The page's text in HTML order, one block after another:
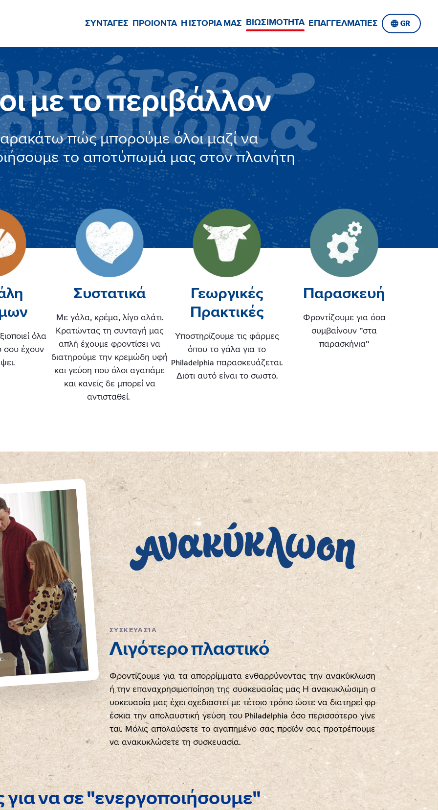
ΣΥΝΤΑΓΕΣ ΠΡΟΙΟΝΤΑ Η ΙΣΤΟΡΙΑ ΜΑΣ ΒΙΩΣΙΜΟΤΗΤΑ ΕΠΑΓΓΕΛΜΑΤΙΕΣ GR
με το περιβάλλον
πώς μπορούμε όλοι μαζί να
το αποτύπωμά μας στον πλανήτη
όλα
σου έχουν
Συστατικά
Με γάλα, κρέμα, λίγο αλάτι.
Κρατώντας τη συνταγή μας
απλή έχουμε φροντίσει να
διατηρούμε την κρεμώδη υφή
και γεύση που όλοι αγαπάμε
και κανείς δε μπορεί να
αντισταθεί.
Γεωργικές
Πρακτικές
Υποστηρίζουμε τις φάρμες
όπου το γάλα για το
Philadelphia παρασκευάζεται.
Διότι αυτό είναι το σωστό.
Παρασκευή
Φροντίζουμε για όσα
συμβαίνουν "στα
παρασκήνια"
ΣΥΣΚΕΥΑΣΊΑ
Λιγότερο πλαστικό
Φροντίζουμε για τα απορρίμματα ενθαρρύνοντας την ανακύκλωση
ή την επαναχρησιμοποίηση της συσκευασίας μας Η ανακυκλώσιμη σ
υσκευασία μας έχει σχεδιαστεί με τέτοιο τρόπο ώστε να διατηρεί φρ
έσκια την απολαυστική γεύση του Philadelphia όσο περισσότερο γίνε
ται. Μόλις απολαύσετε το αγαπημένο σας προϊόν σας προτρέπουμε
να ανακυκλώσετε τη συσκευασία.
για να σε "ενεργοποιήσουμε"